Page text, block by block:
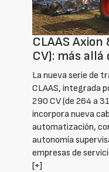
CLAAS
CV): más allá
La nueva serie de
CLAAS, integrada
290 CV (de 264 a
incorpora nueva
automatización,
autonomía
empresas de
[+]